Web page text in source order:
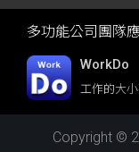
多功能公司團隊
WorkDo
工作的大
Copyright ©